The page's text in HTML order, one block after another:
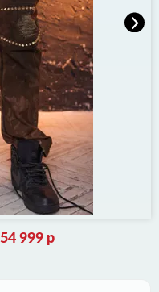
54 999 р